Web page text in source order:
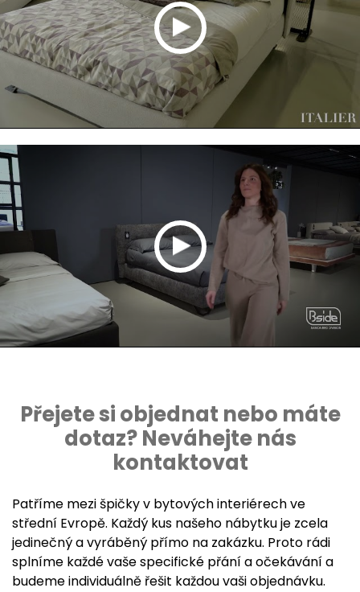
Přejete si objednat nebo máte
dotaz? Neváhejte nás
kontaktovat
Patříme mezi špičky v bytových interiérech ve
střední Evropě. Každý kus našeho nábytku je zcela
jedinečný a vyráběný přímo na zakázku. Proto rádi
splníme každé vaše specifické přání a očekávání a
budeme individuálně řešit každou vaši objednávku.